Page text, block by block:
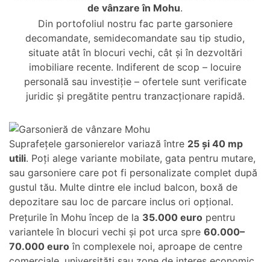
de vânzare în Mohu.
Din portofoliul nostru fac parte garsoniere
decomandate, semidecomandate sau tip studio,
situate atât în blocuri vechi, cât și în dezvoltări
imobiliare recente. Indiferent de scop – locuire
personală sau investiție – ofertele sunt verificate
juridic și pregătite pentru tranzacționare rapidă.
Suprafețele garsonierelor variază între 25 și 40 mp
utili. Poți alege variante mobilate, gata pentru mutare,
sau garsoniere care pot fi personalizate complet după
gustul tău. Multe dintre ele includ balcon, boxă de
depozitare sau loc de parcare inclus ori opțional.
Prețurile în Mohu încep de la 35.000 euro pentru
variantele în blocuri vechi și pot urca spre 60.000–
70.000 euro în complexele noi, aproape de centre